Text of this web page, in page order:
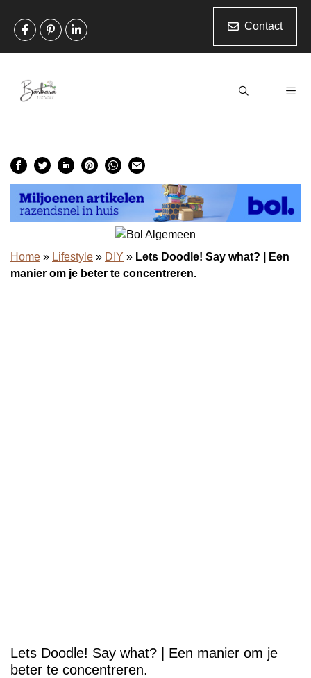
naar
Contact
Home » Lifestyle » DIY » Lets Doodle! Say what? | Een
manier om je beter te concentreren.
Lets Doodle! Say what? | Een manier om je
beter te concentreren.